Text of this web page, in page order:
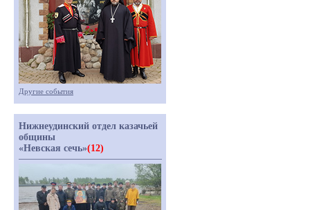
Другие события
Нижнеудинский отдел казачьей
общины
«Невская сечь»(12)